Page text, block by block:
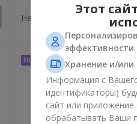
Нет в наличии
Этот
эффективности
Хранение и/
Информация с
идентификаторы)
сайт или
обрабатывать Ваши